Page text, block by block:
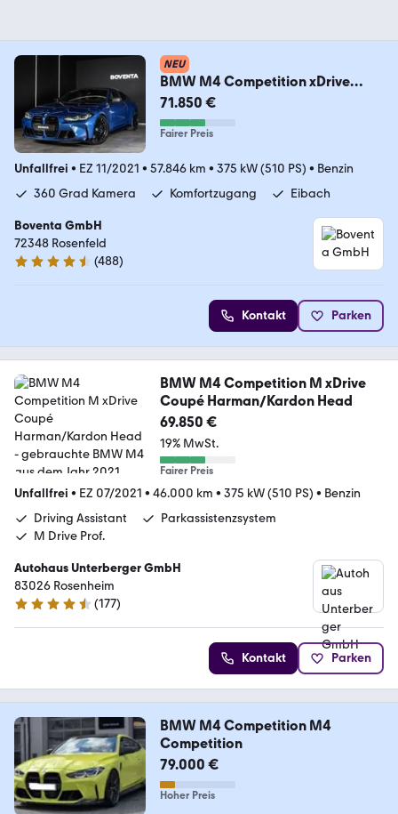
NEU
BMW M4 Competition xDrive
*KW*LASER*CARBONSITZ*
71.850 €
Fairer Preis
Unfallfrei • EZ 11/2021 • 57.846 km • 375 kW (510 PS) • Benzin
360 Grad Kamera
Komfortzugang Eibach
Boventa GmbH
72348 Rosenfeld
4.5 Sterne
(488)
Kontakt Parken
BMW M4 Competition M xDrive
Coupé Harman/Kardon Head
69.850 €
19% MwSt.
Fairer Preis
Unfallfrei • EZ 07/2021 • 46.000 km • 375 kW (510 PS) • Benzin
Driving Assistant
Parkassistenzsystem
M Drive Prof.
Autohaus Unterberger GmbH
83026 Rosenheim
4.4 Sterne
(177)
Kontakt Parken
BMW M4 Competition M4
Competition
79.000 €
Hoher Preis